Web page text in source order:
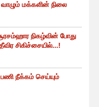
மக்களின் நிலை
நிகழ்வின் போது
சிகிச்சையில்...!
நீக்கம் செய்யும்